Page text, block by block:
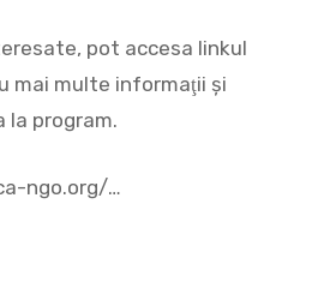
pot accesa linkul
mai multe informaţii şi
la program.
ngo.org/…